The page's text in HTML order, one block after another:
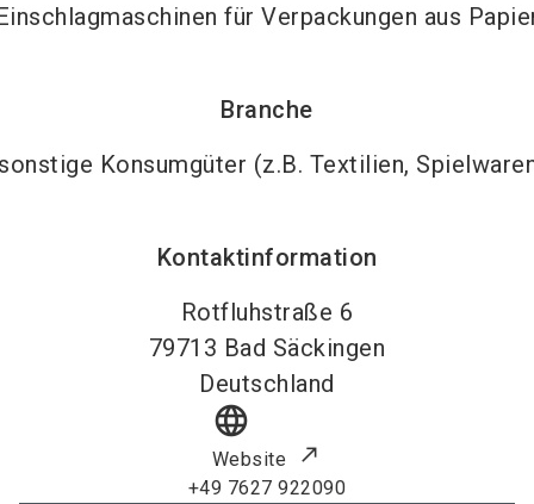
für Verpackungen aus
Branche
Konsumgüter (z.B. Textilien,
Kontaktinformation
Rotfluhstraße 6
79713 Bad Säckingen
Deutschland
language
Website
+49 7627 922090